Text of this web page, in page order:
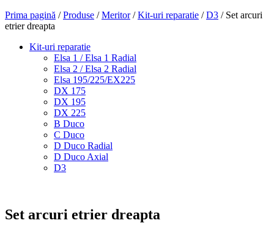
Prima pagină /Produse /Meritor/Kit-uri reparatie /D3 / Set arcuri
etrier dreapta
Kit-uri reparatie
Elsa 1 / Elsa 1 Radial
Elsa 2 / Elsa 2 Radial
Elsa 195/225/EX225
DX 175
DX 195
DX 225
B Duco
C Duco
D Duco Radial
D Duco Axial
D3
Set arcuri etrier dreapta